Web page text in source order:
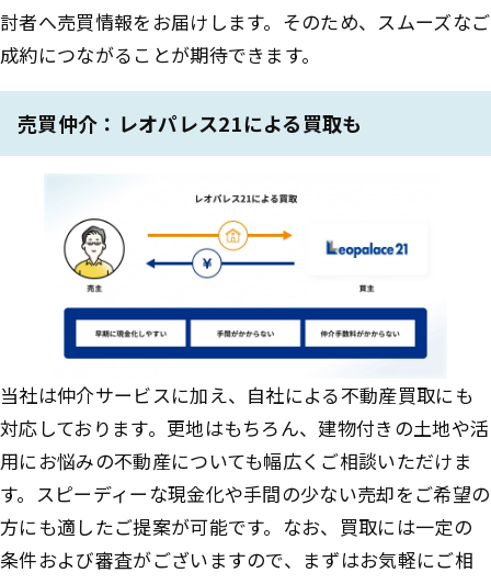
討者へ売買情報をお届けします。そのため、スムーズなご
成約につながることが期待できます。
売買仲介：レオパレス21による買取も
当社は仲介サービスに加え、自社による不動産買取にも
対応しております。更地はもちろん、建物付きの土地や活
用にお悩みの不動産についても幅広くご相談いただけま
す。スピーディーな現金化や手間の少ない売却をご希望の
方にも適したご提案が可能です。なお、買取には一定の
条件および審査がございますので、まずはお気軽にご相